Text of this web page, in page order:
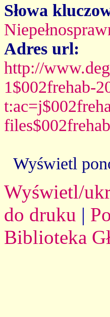
Słowa
Adres url:
http://
1$002frehab-
Wyświetl
Wyświetl/
do druku |
Biblioteka